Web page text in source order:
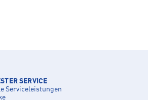
SERVICE
Serviceleistungen